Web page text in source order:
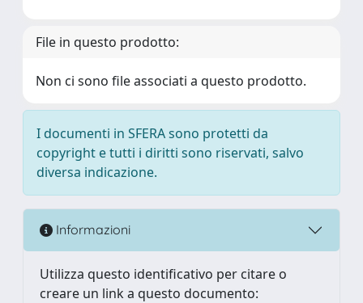
File in questo prodotto:
Non ci sono file associati a questo prodotto.
I documenti in SFERA sono protetti da
copyright e tutti i diritti sono riservati, salvo
diversa indicazione.
Informazioni
Utilizza questo identificativo per citare o
creare un link a questo documento: